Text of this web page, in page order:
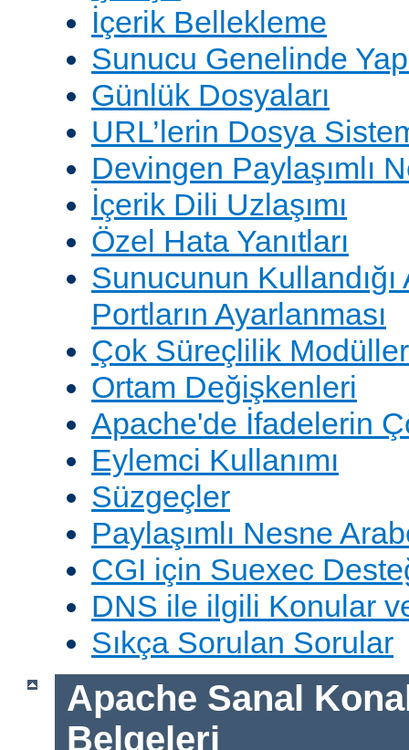
İçerik Bellekleme
Sunucu Genelinde
Günlük Dosyaları
URL’lerin Dosya
Devingen Paylaşımlı
İçerik Dili Uzlaşımı
Özel Hata Yanıtları
Sunucunun
Portların Ayarlanması
Çok Süreçlilik
Ortam Değişkenleri
Apache'de İfadelerin
Eylemci Kullanımı
Süzgeçler
Paylaşımlı Nesne
CGI için Suexec
DNS ile ilgili Konular
Sıkça Sorulan Sorular
Apache Sanal
Belgeleri